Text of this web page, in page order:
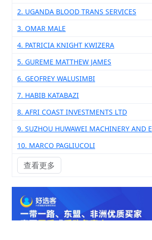
2. UGANDA BLOOD TRANS SERVICES
3. OMAR MALE
4. PATRICIA KNIGHT KWIZERA
5. GUREME MATTHEW JAMES
6. GEOFREY WALUSIMBI
7. HABIB KATABAZI
8. AFRI COAST INVESTMENTS LTD
9. SUZHOU HUWAWEI MACHINERY AND E
10. MARCO PAGLIUCOLI
查看更多